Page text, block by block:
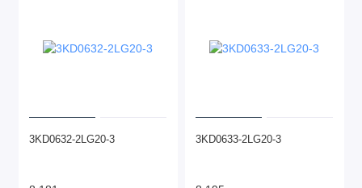
3KD0632-2LG20-3 3KD0633-2LG20-3